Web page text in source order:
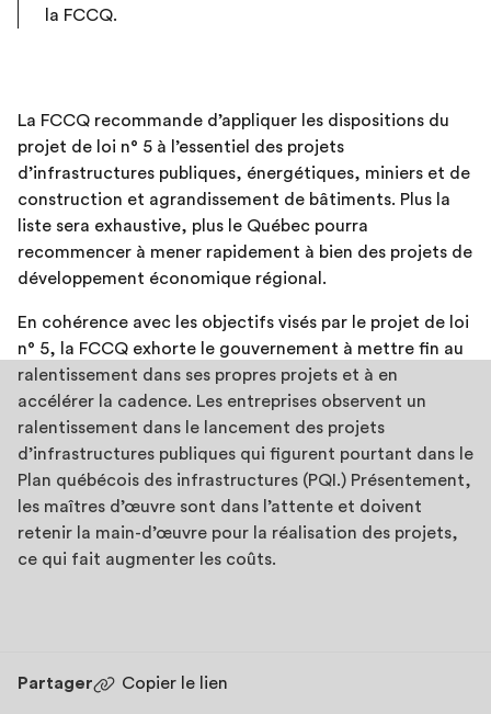
la FCCQ.
La FCCQ recommande d’appliquer les dispositions du
projet de loi n° 5 à l’essentiel des projets
d’infrastructures publiques, énergétiques, miniers et de
construction et agrandissement de bâtiments. Plus la
liste sera exhaustive, plus le Québec pourra
recommencer à mener rapidement à bien des projets de
développement économique régional.
En cohérence avec les objectifs visés par le projet de loi
n° 5, la FCCQ exhorte le gouvernement à mettre fin au
ralentissement dans ses propres projets et à en
accélérer la cadence. Les entreprises observent un
ralentissement dans le lancement des projets
d’infrastructures publiques qui figurent pourtant dans le
Plan québécois des infrastructures (PQI.) Présentement,
les maîtres d’œuvre sont dans l’attente et doivent
retenir la main-d’œuvre pour la réalisation des projets,
ce qui fait augmenter les coûts.
Partager Copier le lien